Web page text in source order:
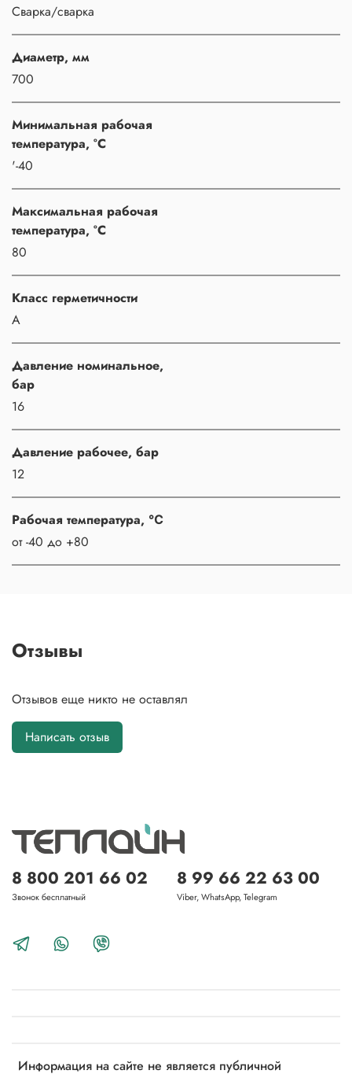
Сварка/сварка
Диаметр, мм
700
Минимальная рабочая
температура, °C
'-40
Максимальная рабочая
температура, °C
80
Класс герметичности
A
Давление номинальное,
бар
16
Давление рабочее, бар
12
Рабочая температура, ℃
от -40 до +80
Отзывы
Отзывов еще никто не оставлял
Написать отзыв
Информация на сайте не является публичной
8 800 201 66 02
Звонок бесплатный
8 99 66 22 63 00
Viber, WhatsApp, Telegram